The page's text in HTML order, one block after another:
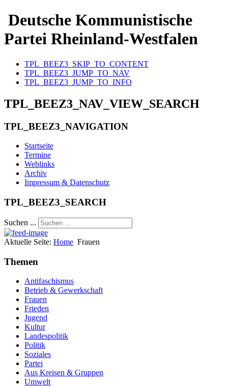
Deutsche Kommunistische
Partei Rheinland-Westfalen
TPL_BEEZ3_SKIP_TO_CONTENT
TPL_BEEZ3_JUMP_TO_NAV
TPL_BEEZ3_JUMP_TO_INFO
TPL_BEEZ3_NAV_VIEW_SEARCH
TPL_BEEZ3_NAVIGATION
Startseite
Termine
Weblinks
Archiv
Impressum & Datenschutz
TPL_BEEZ3_SEARCH
Suchen ...
Aktuelle Seite: Home Frauen
Themen
Antifaschismus
Betrieb & Gewerkschaft
Frauen
Frieden
Jugend
Kultur
Landespolitik
Politik
Soziales
Partei
Aus Kreisen & Gruppen
Umwelt